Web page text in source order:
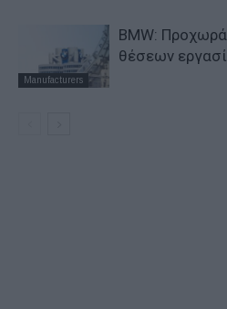
Manufacturers
BMW:
θέσεων